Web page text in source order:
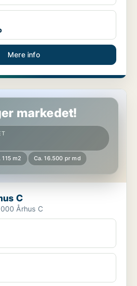
Mere info
markedet!
115 m2 Ca. 16.500 pr md
C
Århus C